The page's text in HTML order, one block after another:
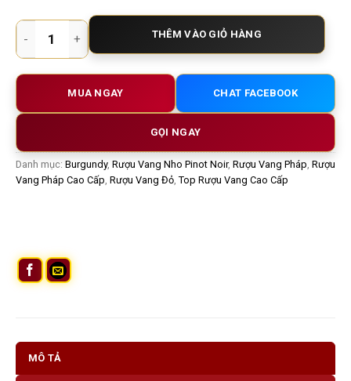
Rượu Vang Pháp Philippe Pacalet Corton Bressandes
THÊM VÀO GIỎ HÀNG
MUA NGAY CHAT FACEBOOK
GỌI NGAY
Danh mục: Burgundy, Rượu Vang Nho Pinot Noir, Rượu Vang Pháp Rượu
Vang Pháp Cao Cấp Rượu Vang Đỏ Top Rượu Vang Cao Cấp
MÔ TẢ